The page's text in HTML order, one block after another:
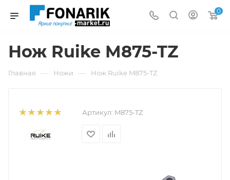
0
Нож Ruike M875-TZ
Главная — Ножи — Нож Ruike M875-TZ
Артикул: M875-TZ